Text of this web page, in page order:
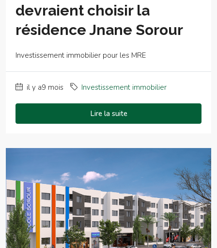
devraient choisir la
résidence Jnane Sorour
Investissement immobilier pour les MRE
il y a9 mois Investissement immobilier
Lire la suite